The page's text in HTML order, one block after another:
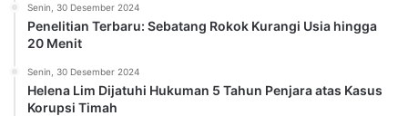
Senin, 30 Desember 2024
Penelitian Terbaru: Sebatang Rokok Kurangi Usia hingga
20 Menit
Senin, 30 Desember 2024
Helena Lim Dijatuhi Hukuman 5 Tahun Penjara atas Kasus
Korupsi Timah